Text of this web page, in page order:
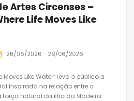
Artes Circenses –
Life Moves Like
26/06/2026 - 28/06/2026
Moves Like Water” leva o público a
inspirada na relação entre o
força natural da ilha da Madeira.